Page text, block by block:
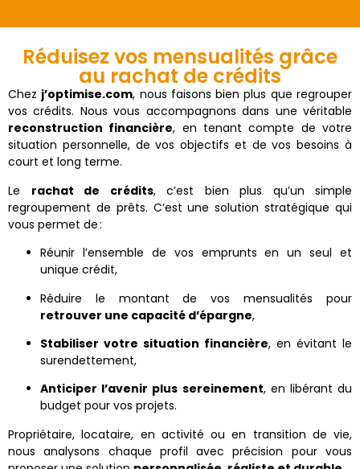
Réduisez vos mensualités grâce
au rachat de crédits
Chez j’optimise.com, nous faisons bien plus que regrouper
vos crédits. Nous vous accompagnons dans une véritable
reconstruction financière, en tenant compte de votre
situation personnelle, de vos objectifs et de vos besoins à
court et long terme.
Le rachat de crédits, c’est bien plus qu’un simple
regroupement de prêts. C’est une solution stratégique qui
vous permet de :
Réunir l’ensemble de vos emprunts en un seul et
unique crédit,
Réduire le montant de vos mensualités pour
retrouver une capacité d’épargne,
Stabiliser votre situation financière, en évitant le
surendettement,
Anticiper l’avenir plus sereinement, en libérant du
budget pour vos projets.
Propriétaire, locataire, en activité ou en transition de vie,
nous analysons chaque profil avec précision pour vous